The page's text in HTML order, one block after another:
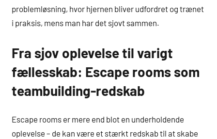
problemløsning, hvor hjernen bliver udfordret og trænet
i praksis, mens man har det sjovt sammen.
Fra sjov oplevelse til varigt
fællesskab: Escape rooms som
teambuilding-redskab
Escape rooms er mere end blot en underholdende
oplevelse – de kan være et stærkt redskab til at skabe